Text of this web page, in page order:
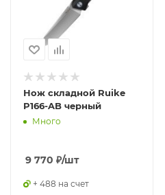
Нож складной Ruike
P166-AB черный
Много
9 770 ₽/шт
+ 488 на счет